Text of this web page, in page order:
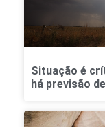
Situação é
há previsão